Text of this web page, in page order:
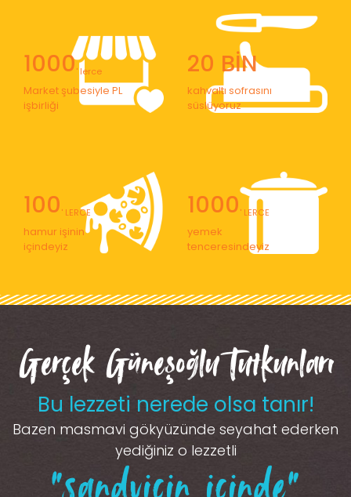
1000' lerce
Market şubesiyle PL
işbirliği
20 BİN
kahvaltı sofrasını
süslüyoruz
100' LERCE
hamur işinin
içindeyiz
1000' LERCE
yemek
tenceresindeyiz
Gerçek Güneşoğlu Tutkunları
Bu lezzeti nerede olsa tanır!
Bazen masmavi gökyüzünde seyahat ederken
yediğiniz o lezzetli